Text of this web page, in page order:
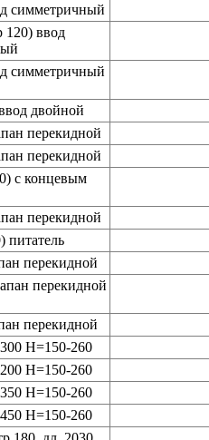
симметричный
ввод
симметричный
двойной
перекидной
перекидной
с концевым
перекидной
питатель
перекидной
перекидной
перекидной
Н=150-260
Н=150-260
Н=150-260
Н=150-260